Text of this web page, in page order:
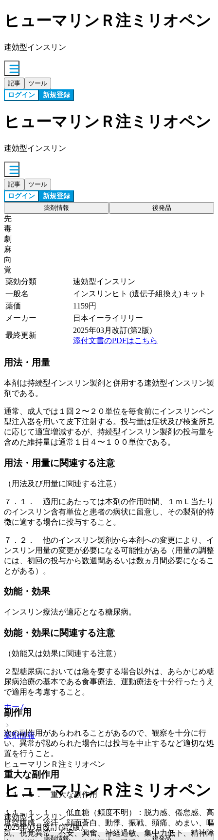
ヒューマリンＲ注ミリオペン
速効型インスリン
記事 ツール
ログイン 新規登録
ヒューマリンＲ注ミリオペン
速効型インスリン
記事 ツール
ログイン 新規登録
薬剤情報 後発品
先
毒
劇
麻
向
覚
薬効分類
速効型インスリン
一般名
インスリンヒト (遺伝子組換え) キット
薬価
1159円
メーカー
日本イーライリリー
最終更新
2025年03月改訂(第2版)
添付文書のPDFはこちら
用法・用量
本剤は持続型インスリン製剤と併用する速効型インスリン製
剤である。
通常、成人では１回２〜２０単位を毎食前にインスリンペン
型注入器を用いて皮下注射する。投与量は症状及び検査所見
に応じて適宜増減するが、持続型インスリン製剤の投与量を
含めた維持量は通常１日４〜１００単位である。
用法・用量に関連する注意
（用法及び用量に関連する注意）
７．１． 適用にあたっては本剤の作用時間、１ｍＬ当たり
のインスリン含有単位と患者の病状に留意し、その製剤的特
徴に適する場合に投与すること。
７．２． 他のインスリン製剤から本剤への変更により、イ
ンスリン用量の変更が必要になる可能性がある（用量の調整
には、初回の投与から数週間あるいは数ヵ月間必要になるこ
とがある）。
効能・効果
インスリン療法が適応となる糖尿病。
効能・効果に関連する注意
（効能又は効果に関連する注意）
２型糖尿病においては急を要する場合以外は、あらかじめ糖
尿病治療の基本である食事療法、運動療法を十分行ったうえ
で適用を考慮すること。
副作用
次の副作用があらわれることがあるので、観察を十分に行
い、異常が認められた場合には投与を中止するなど適切な処
置を行うこと。
重大な副作用
１１．１． 重大な副作用
１１．１．１． 低血糖（頻度不明）：脱力感、倦怠感、高
度空腹感、冷汗、顔面蒼白、動悸、振戦、頭痛、めまい、嘔
気、視覚異常、不安、興奮、神経過敏、集中力低下、精神障
ホーム
薬剤情報
ヒューマリンＲ注ミリオペン
ヒューマリンＲ注ミリオペン
速効型インスリン
2025年03月改訂(第2版)
薬剤情報 後発品